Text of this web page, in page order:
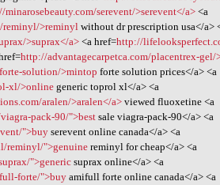
minarosebeauty.com/serevent/>serevent</a> <a
reminyl/>reminyl without dr prescription usa</a>
>suprax</a> <a href=http://
http://advantagecarpetca.com/placentrex-gel/
solution/>mintop forte solution prices</a> <a
xl/>onlinegeneric toprol xl</a> <a
aralen/>aralen</a> viewed fluoxetine <a
pack-90/">bestsale viagra-pack-90</a> <a
">buy serevent online canada</a> <a
reminyl/">genuine reminyl for cheap</a> <a
">generic suprax online</a> <a
forte/">buyamifull forte online canada</a> <a